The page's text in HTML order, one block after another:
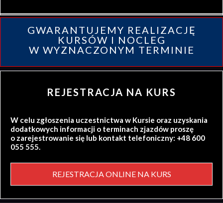
GWARANTUJEMY REALIZACJĘ
KURSÓW I NOCLEG
W WYZNACZONYM TERMINIE
REJESTRACJA NA KURS
W celu zgłoszenia uczestnictwa w Kursie oraz uzyskania
dodatkowych informacji o terminach zjazdów proszę
o zarejestrowanie się lub kontakt telefoniczny: +48 600
055 555.
REJESTRACJA ONLINE NA KURS